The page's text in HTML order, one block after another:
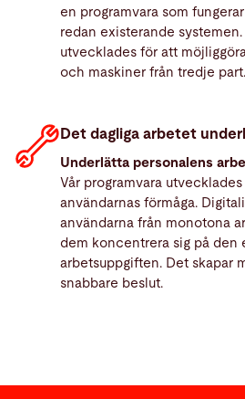
en programvara som
redan existerande systemen.
utvecklades för att
och maskiner från tredje part.
Det dagliga arbetet
Underlätta personalens
Vår programvara
användarnas förmåga.
användarna från monotona
dem koncentrera sig på den
arbetsuppgiften. Det skapar
snabbare beslut.